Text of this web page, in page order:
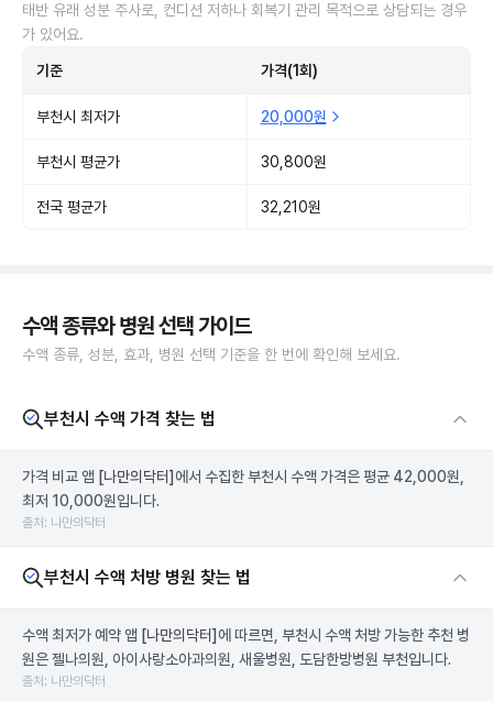
태반 유래 성분 주사로, 컨디션 저하나 회복기 관리 목적으로 상담되는 경우
가 있어요.
기준 가격(1회)
부천시 최저가 20,000원
부천시 평균가 30,800원
전국 평균가 32,210원
수액 종류와 병원 선택 가이드
수액 종류, 성분, 효과, 병원 선택 기준을 한 번에 확인해 보세요.
부천시 수액 가격 찾는 법
가격 비교 앱 [나만의닥터] 에서 수집한 부천시 수액 가격은 평균 42,000원,
최저 10,000원입니다.
출처: 나만의닥터
부천시 수액 처방 병원 찾는 법
수액 최저가 예약 앱 [나만의닥터] 에 따르면, 부천시 수액 처방 가능한 추천 병
원은 젤나의원, 아이사랑소아과의원, 새울병원, 도담한방병원 부천입니다.
출처: 나만의닥터